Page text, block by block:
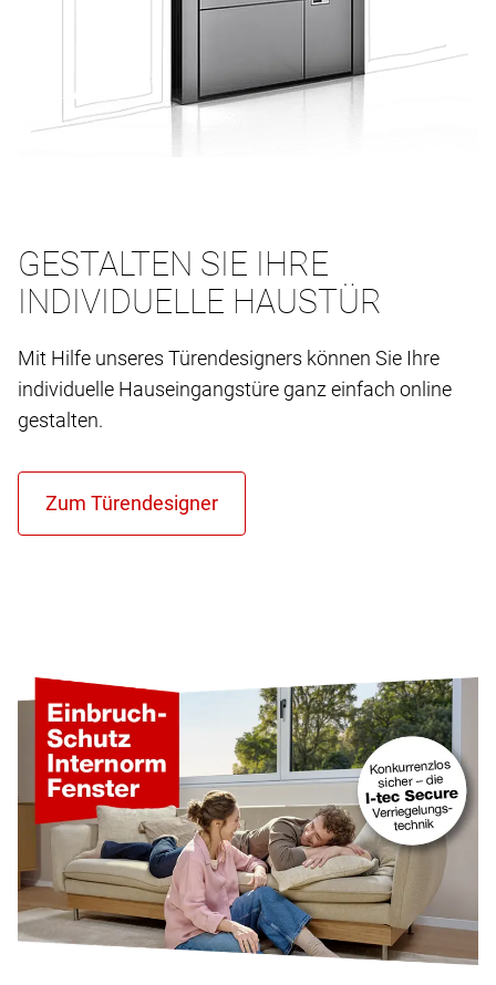
GESTALTEN SIE IHRE
INDIVIDUELLE HAUSTÜR
Mit Hilfe unseres Türendesigners können Sie Ihre
individuelle Hauseingangstüre ganz einfach online
gestalten.